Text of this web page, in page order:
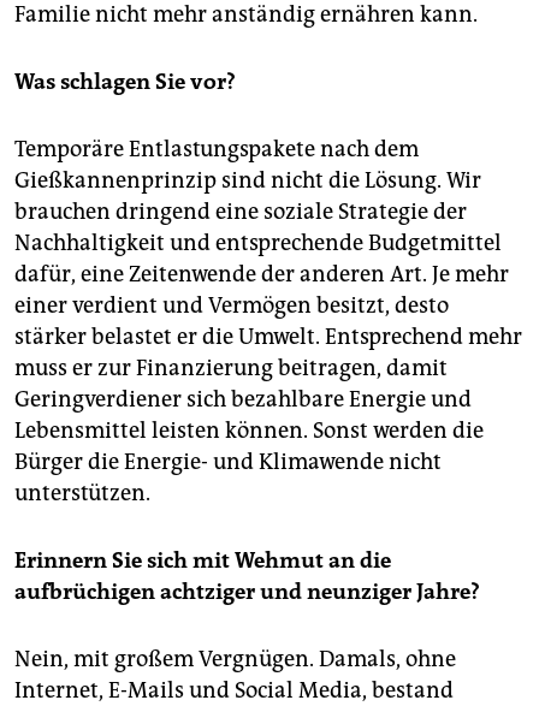
Familie nicht mehr anständig ernähren kann.
Was schlagen Sie vor?
Temporäre Entlastungspakete nach dem
Gießkannenprinzip sind nicht die Lösung. Wir
brauchen dringend eine soziale Strategie der
Nachhaltigkeit und entsprechende Budgetmittel
dafür, eine Zeitenwende der anderen Art. Je mehr
einer verdient und Vermögen besitzt, desto
stärker belastet er die Umwelt. Entsprechend mehr
muss er zur Finanzierung beitragen, damit
Geringverdiener sich bezahlbare Energie und
Lebensmittel leisten können. Sonst werden die
Bürger die Energie- und Klimawende nicht
unterstützen.
Erinnern Sie sich mit Wehmut an die
aufbrüchigen achtziger und neunziger Jahre?
Nein, mit großem Vergnügen. Damals, ohne
Internet, E-Mails und Social Media, bestand